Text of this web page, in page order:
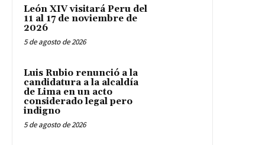
León XIV visitará Peru del
11 al 17 de noviembre de
2026
5 de agosto de 2026
Luis Rubio renunció a la
candidatura a la alcaldía
de Lima en un acto
considerado legal pero
indigno
5 de agosto de 2026